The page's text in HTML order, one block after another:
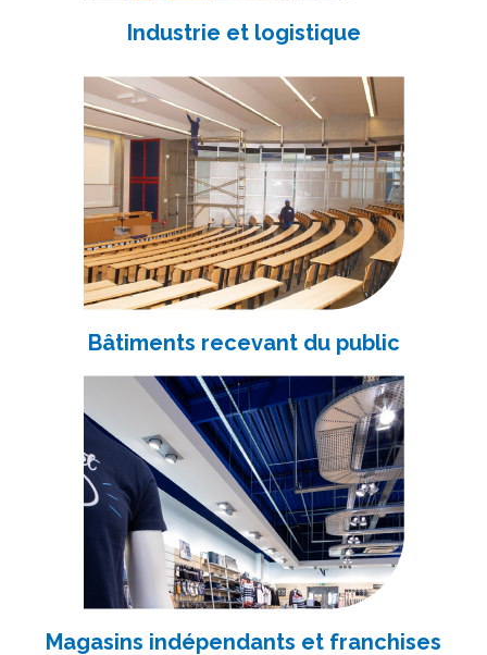
Industrie et logistique
Bâtiments recevant du public
Magasins indépendants et franchises